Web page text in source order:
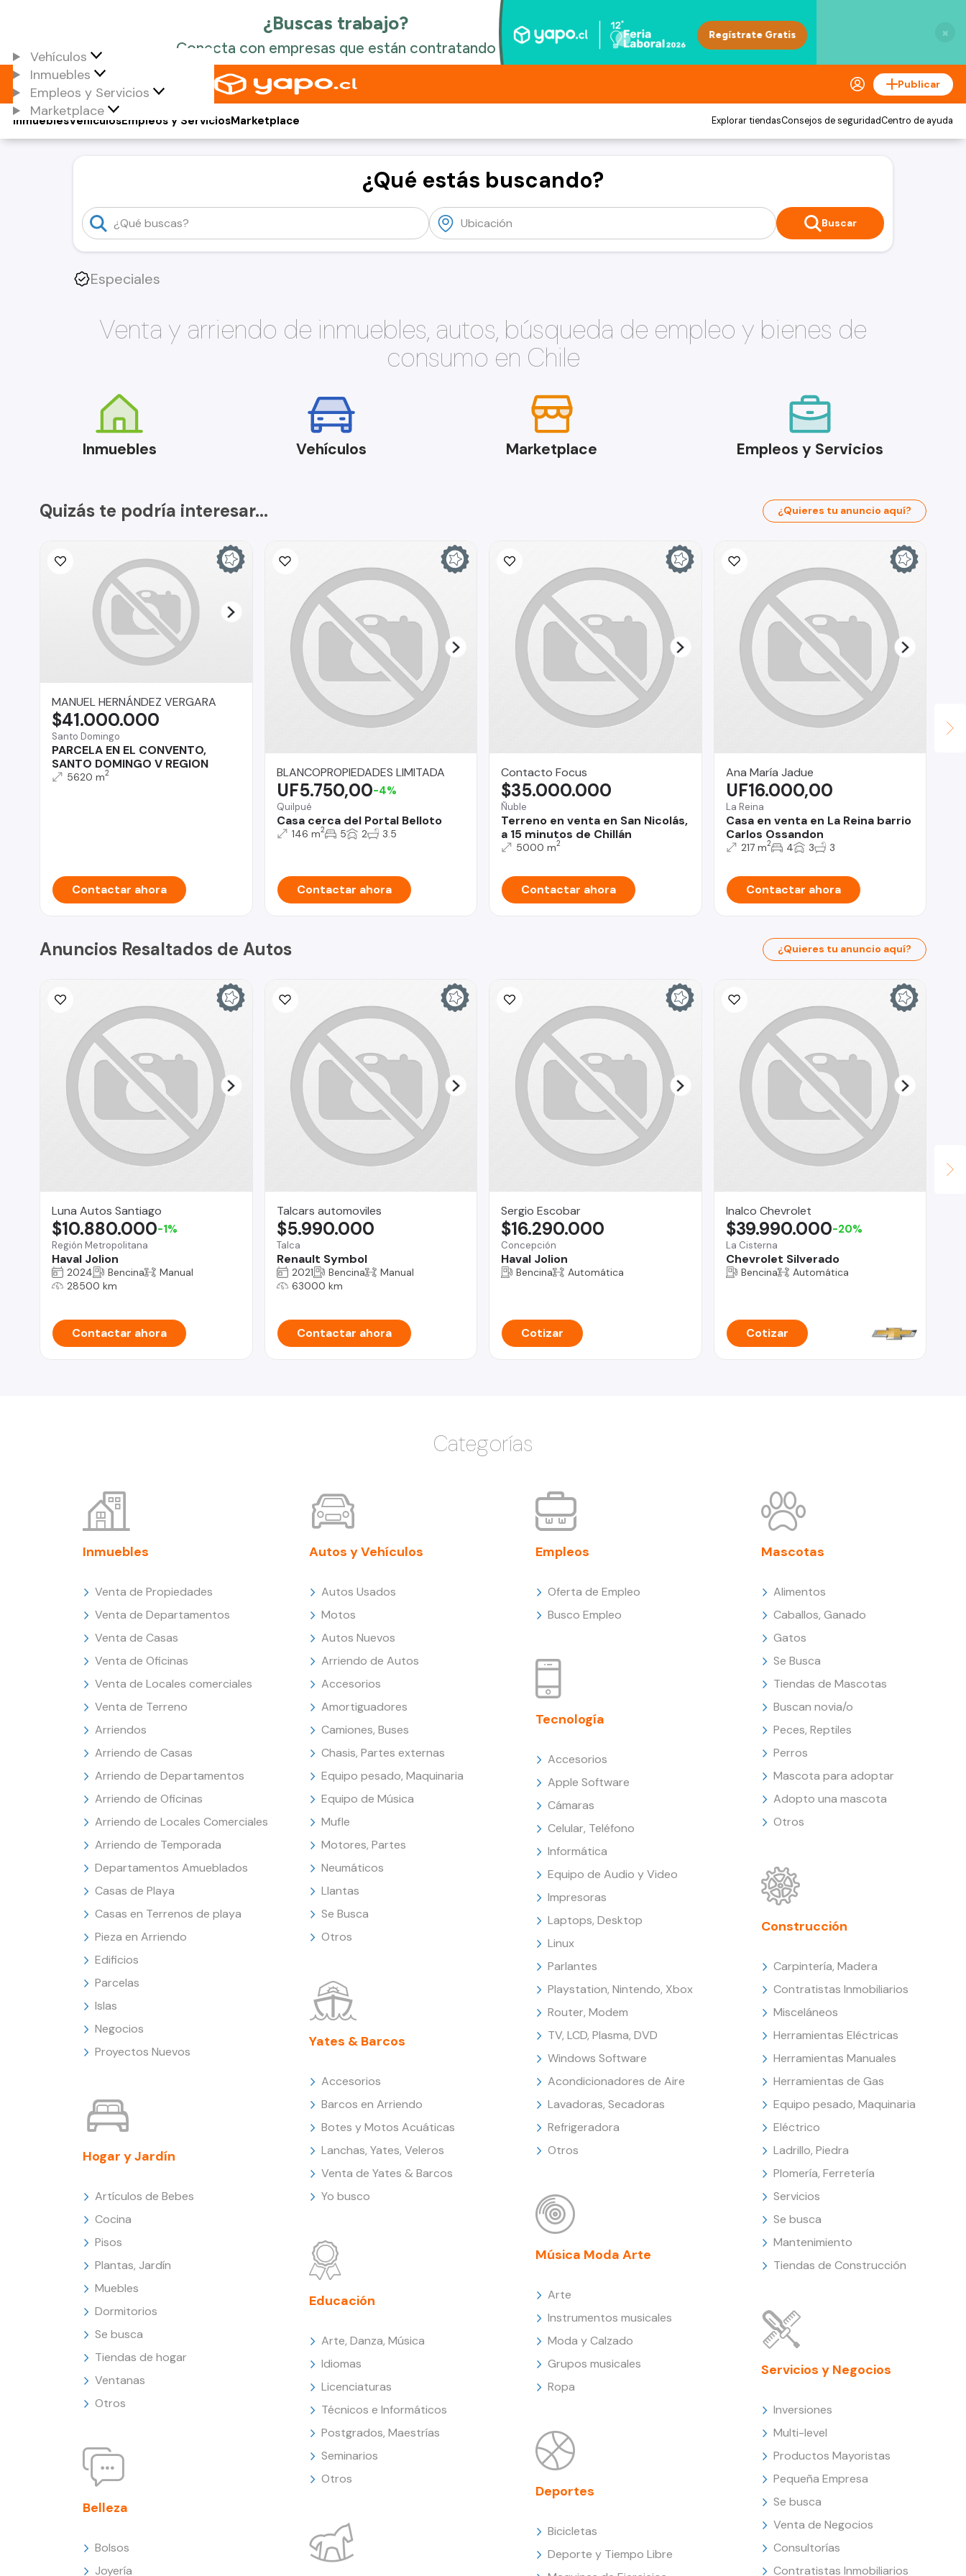
×
Vehículos
Inmuebles
Empleos y Servicios
Marketplace
Publicar
Vehículos
Inmuebles Empleos y ServiciosMarketplace Explorar tiendasConsejos de seguridadCentro de ayuda
¿Qué estás buscando?
Buscar
Especiales
Venta y arriendo de inmuebles, autos, búsqueda de empleo y bienes de
consumo en Chile
Inmuebles Vehículos Marketplace Empleos y Servicios
Quizás te podría interesar... ¿Quieres tu anuncio aquí?
MANUEL HERNÁNDEZ VERGARA
Santo Domingo
PARCELA EN EL CONVENTO,
SANTO DOMINGO V REGION
$41.000.000
5620 m2
Contactar ahora
BLANCOPROPIEDADES LIMITADA
Quilpué
Casa cerca del Portal Belloto
UF5.750,00-4%
146 m2 5 2 3.5
Contactar ahora
Contacto Focus
Ñuble
Terreno en venta en San Nicolás,
a 15 minutos de Chillán
$35.000.000
5000 m2
Contactar ahora
Ana María Jadue
La Reina
Casa en venta en La Reina barrio
Carlos Ossandon
UF16.000,00
217 m2 4 3 3
Contactar ahora
Anuncios Resaltados de Autos ¿Quieres tu anuncio aquí?
Luna Autos Santiago
Región Metropolitana
Haval Jolion
$10.880.000-1%
2024 Bencina
Manual
28500 km
Contactar ahora
Talcars automoviles
Talca
Renault Symbol
$5.990.000
2021 Bencina
Manual
63000 km
Contactar ahora
Sergio Escobar
Concepción
Haval Jolion
$16.290.000
Bencina Automática
Cotizar
Inalco Chevrolet
La Cisterna
Chevrolet Silverado
$39.990.000-20%
Bencina Automática
Cotizar
Categorías
Inmuebles
Venta de Propiedades
Venta de Departamentos
Venta de Casas
Venta de Oficinas
Venta de Locales comerciales
Venta de Terreno
Arriendos
Arriendo de Casas
Arriendo de Departamentos
Arriendo de Oficinas
Arriendo de Locales Comerciales
Arriendo de Temporada
Departamentos Amueblados
Casas de Playa
Casas en Terrenos de playa
Pieza en Arriendo
Edificios
Parcelas
Islas
Negocios
Proyectos Nuevos
Hogar y Jardín
Artículos de Bebes
Cocina
Pisos
Plantas, Jardín
Muebles
Dormitorios
Se busca
Tiendas de hogar
Ventanas
Otros
Belleza
Bolsos
Joyería
Autos y Vehículos
Autos Usados
Motos
Autos Nuevos
Arriendo de Autos
Accesorios
Amortiguadores
Camiones, Buses
Chasis, Partes externas
Equipo pesado, Maquinaria
Equipo de Música
Mufle
Motores, Partes
Neumáticos
Llantas
Se Busca
Otros
Yates & Barcos
Accesorios
Barcos en Arriendo
Botes y Motos Acuáticas
Lanchas, Yates, Veleros
Venta de Yates & Barcos
Yo busco
Educación
Arte, Danza, Música
Idiomas
Licenciaturas
Técnicos e Informáticos
Postgrados, Maestrías
Seminarios
Otros
Empleos
Oferta de Empleo
Busco Empleo
Tecnología
Accesorios
Apple Software
Cámaras
Celular, Teléfono
Informática
Equipo de Audio y Video
Impresoras
Laptops, Desktop
Linux
Parlantes
Playstation, Nintendo, Xbox
Router, Modem
TV, LCD, Plasma, DVD
Windows Software
Acondicionadores de Aire
Lavadoras, Secadoras
Refrigeradora
Otros
Música Moda Arte
Arte
Instrumentos musicales
Moda y Calzado
Grupos musicales
Ropa
Deportes
Bicicletas
Deporte y Tiempo Libre
Mascotas
Alimentos
Caballos, Ganado
Gatos
Se Busca
Tiendas de Mascotas
Buscan novia/o
Peces, Reptiles
Perros
Mascota para adoptar
Adopto una mascota
Otros
Construcción
Carpintería, Madera
Contratistas Inmobiliarios
Misceláneos
Herramientas Eléctricas
Herramientas Manuales
Herramientas de Gas
Equipo pesado, Maquinaria
Eléctrico
Ladrillo, Piedra
Plomería, Ferretería
Servicios
Se busca
Mantenimiento
Tiendas de Construcción
Servicios y Negocios
Inversiones
Multi-level
Productos Mayoristas
Pequeña Empresa
Se busca
Venta de Negocios
Consultorías
Contratistas Inmobiliarios